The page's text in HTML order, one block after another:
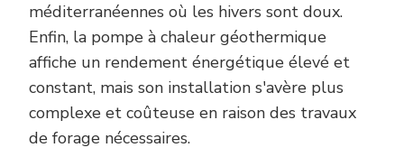
méditerranéennes où les hivers sont doux.
Enfin, la pompe à chaleur géothermique
affiche un rendement énergétique élevé et
constant, mais son installation s'avère plus
complexe et coûteuse en raison des travaux
de forage nécessaires.